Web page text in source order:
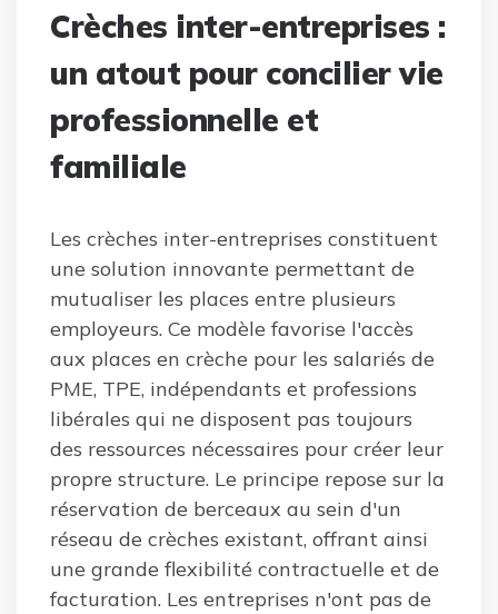
Crèches inter-entreprises :
un atout pour concilier vie
professionnelle et
familiale
Les crèches inter-entreprises constituent
une solution innovante permettant de
mutualiser les places entre plusieurs
employeurs. Ce modèle favorise l'accès
aux places en crèche pour les salariés de
PME, TPE, indépendants et professions
libérales qui ne disposent pas toujours
des ressources nécessaires pour créer leur
propre structure. Le principe repose sur la
réservation de berceaux au sein d'un
réseau de crèches existant, offrant ainsi
une grande flexibilité contractuelle et de
facturation. Les entreprises n'ont pas de